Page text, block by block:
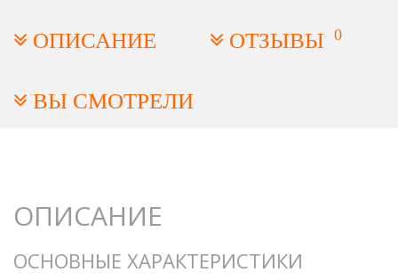
ОПИСАНИЕ ОТЗЫВЫ 0
ВЫ СМОТРЕЛИ
ОПИСАНИЕ
ОСНОВНЫЕ ХАРАКТЕРИСТИКИ